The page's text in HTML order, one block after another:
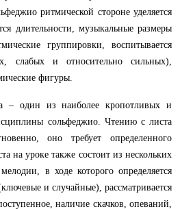
ритмической стороне уделяется
длительности, музыкальные размеры
группировки, воспитывается
слабых и относительно сильных),
фигуры.
– один из наиболее кропотливых и
сольфеджио. Чтению с листа
оно требует определенного
на уроке также состоит из нескольких
в ходе которого определяется
и случайные), рассматривается
наличие скачков, опеваний,